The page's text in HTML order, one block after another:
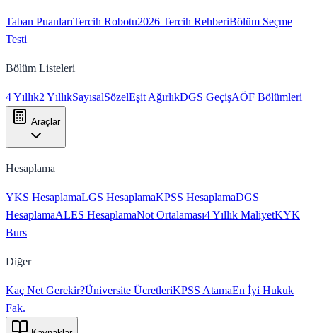
Taban PuanlarıTercih Robotu2026 Tercih RehberiBölüm Seçme
Testi
Bölüm Listeleri
4 Yıllık2 YıllıkSayısalSözelEşit AğırlıkDGS GeçişAÖF Bölümleri
Araçlar
Hesaplama
YKS HesaplamaLGS HesaplamaKPSS HesaplamaDGS
HesaplamaALES HesaplamaNot Ortalaması4 Yıllık MaliyetKYK
Burs
Diğer
Kaç Net Gerekir?Üniversite ÜcretleriKPSS AtamaEn İyi Hukuk
Fak.